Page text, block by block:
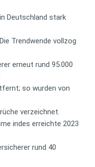
Deutschland stark
Trendwende vollzog
erneut rund 95.000
so wurden von
verzeichnet.
indes erreichte 2023
rund 40